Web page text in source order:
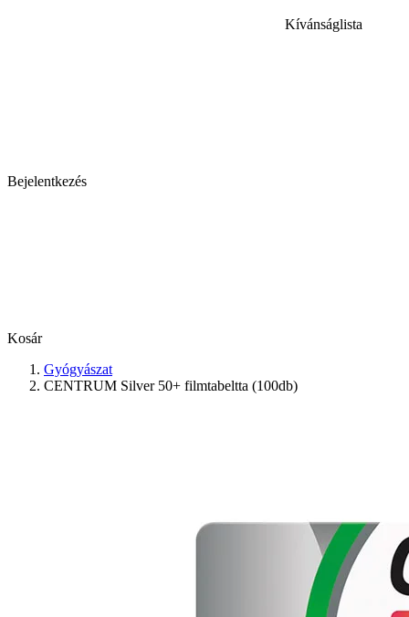
Kívánságlista
Bejelentkezés
Kosár
Gyógyászat
CENTRUM Silver 50+ filmtabeltta (100db)